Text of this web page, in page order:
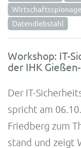
Datendiebstahl
Workshop: IT-
der IHK
Der IT-
spricht am
Friedberg zum
stand und zeigt